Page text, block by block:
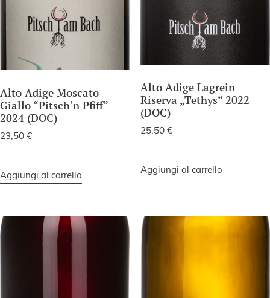
Alto Adige Moscato
Giallo “Pitsch’n Pfiff”
2024 (DOC)
23,50 €
Aggiungi al carrello
Alto Adige Lagrein
Riserva „Tethys“ 2022
(DOC)
25,50 €
Aggiungi al carrello